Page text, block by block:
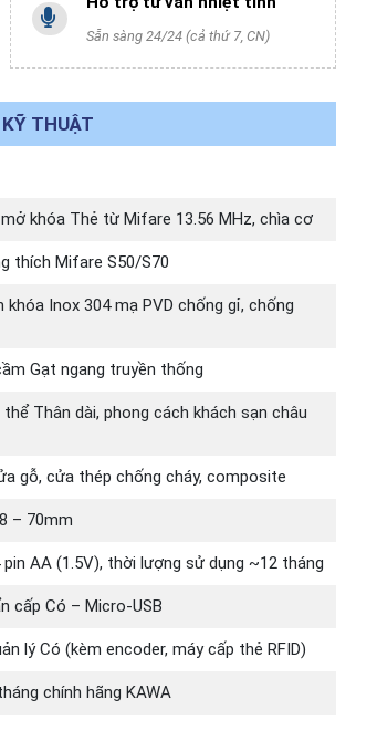
Sẵn sàng 24/24 (cả thứ 7, CN)
THUẬT
khóa Thẻ từ Mifare 13.56 MHz, chìa cơ
thích Mifare S50/S70
khóa Inox 304 mạ PVD chống gỉ, chống
Gạt ngang truyền thống
Thân dài, phong cách khách sạn châu
gỗ, cửa thép chống cháy, composite
– 70mm
pin AA (1.5V), thời lượng sử dụng ~12 tháng
cấp Có – Micro-USB
lý Có (kèm encoder, máy cấp thẻ RFID)
chính hãng KAWA